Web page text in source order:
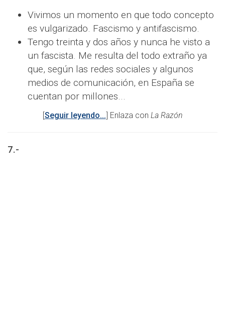
Vivimos un momento en que todo concepto
es vulgarizado. Fascismo y antifascismo.
Tengo treinta y dos años y nunca he visto a
un fascista. Me resulta del todo extraño ya
que, según las redes sociales y algunos
medios de comunicación, en España se
cuentan por millones...
Seguir leyendo... ] Enlaza con La Razón
7.-